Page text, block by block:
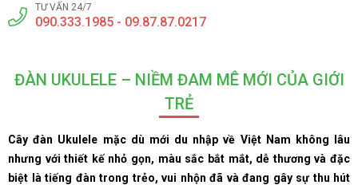
TƯ VẤN 24/7
090.333.1985 - 09.87.87.0217
ĐÀN UKULELE – NIỀM ĐAM MÊ MỚI CỦA GIỚI
TRẺ
Cây đàn Ukulele mặc dù mới du nhập về Việt Nam không lâu
nhưng với thiết kế nhỏ gọn, màu sắc bắt mắt, dễ thương và đặc
biệt là tiếng đàn trong trẻo, vui nhộn đã và đang gây sự thu hút